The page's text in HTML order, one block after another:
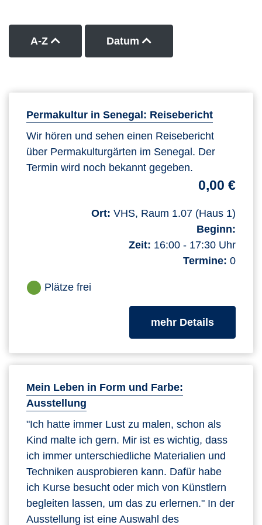
A-Z Kurse nach Titel aufsteigend sortieren
Datum Kurse nach Datum
Permakultur in Senegal: Reisebericht
Wir hören und sehen einen Reisebericht
über Permakulturgärten im Senegal. Der
Termin wird noch bekannt gegeben.
0,00 €
Ort: VHS, Raum 1.07 (Haus 1)
Beginn:
Zeit: 16:00 - 17:30 Uhr
Termine: 0
Plätze frei
mehr Detailszum
Mein Leben in Form und Farbe:
Ausstellung
"Ich hatte immer Lust zu malen, schon als
Kind malte ich gern. Mir ist es wichtig, dass
ich immer unterschiedliche Materialien und
Techniken ausprobieren kann. Dafür habe
ich Kurse besucht oder mich von Künstlern
begleiten lassen, um das zu erlernen." In der
Ausstellung ist eine Auswahl des